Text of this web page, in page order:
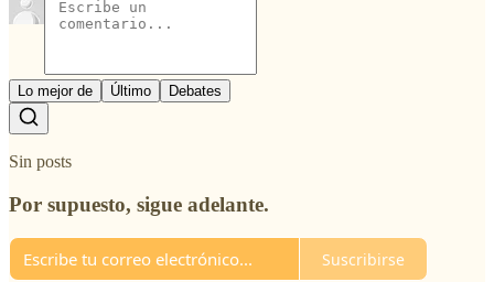
Lo mejor de Último Debates
Sin posts
Por supuesto, sigue adelante.
Suscribirse